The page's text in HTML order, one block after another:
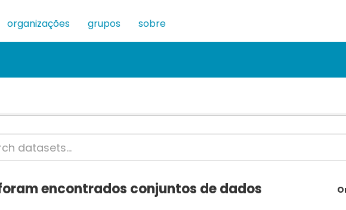
organizações grupos sobre
encontrados conjuntos de dados